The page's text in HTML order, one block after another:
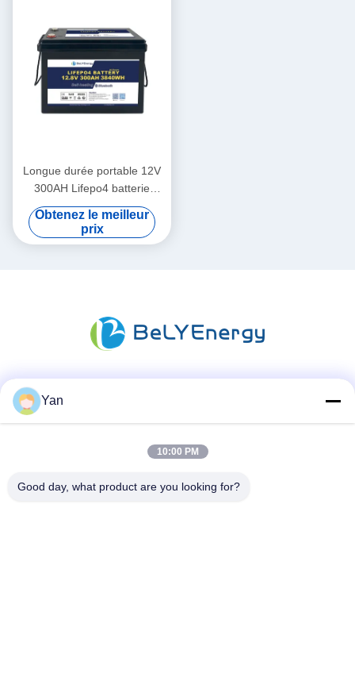
Longue durée portable 12V
300AH Lifepo4 batterie
nouvelle catégorie A cellules
longue durée de vie
Obtenez le meilleur
prix
Yan
10:00 PM
Good day, what product are you looking for?